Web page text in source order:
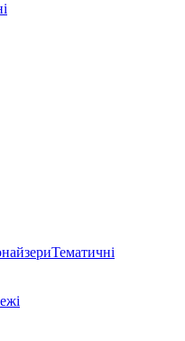
Тематичні